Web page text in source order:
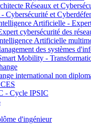
Réseaux et
Cybersécurité et
Artificielle -
cybersécurité des
Artificielle
des systèmes
Mobility -
international non
- Cycle IPSIC
d'ingénieur